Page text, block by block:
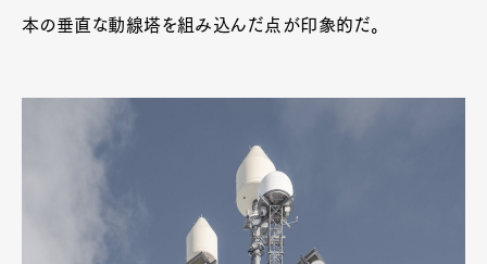
本の垂直な動線塔を組み込んだ点が印象的だ。